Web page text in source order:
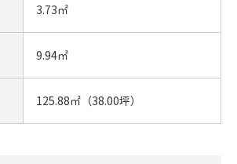
3.73㎡
9.94㎡
125.88㎡（38.00坪）